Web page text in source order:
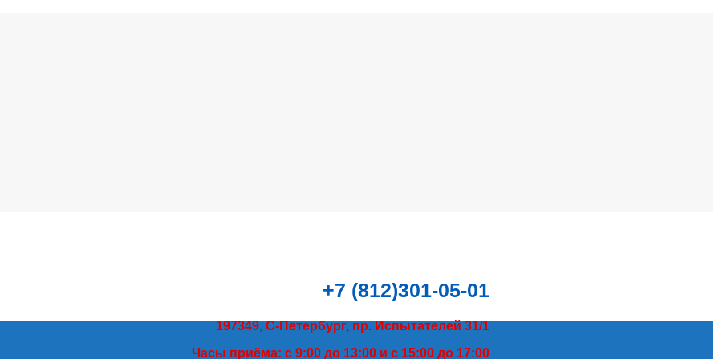
+7 (812)301-05-01
197349, С-Петербург, пр. Испытателей 31/1
Часы приёма: с 9:00 до 13:00 и с 15:00 до 17:00